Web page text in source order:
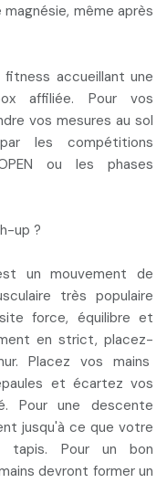
même après
accueillant une
affiliée. Pour vos
vos mesures au sol
les compétitions
ou les phases
up ?
est unmouvement de
très populaire
force, équilibre et
en strict, placez-
Placez vos mains
et écartez vos
Pour une descente
jusqu'à ce que votre
Pour un bon
devront former un